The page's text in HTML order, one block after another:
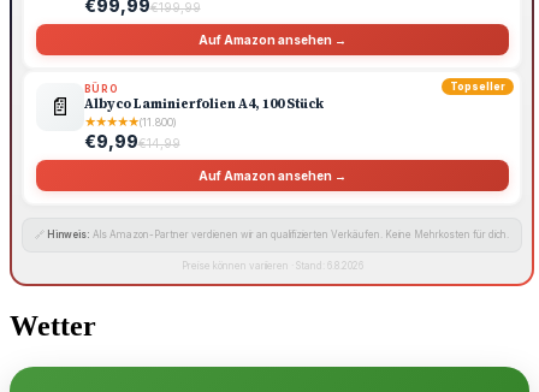
€99,99€199,99
Auf Amazon ansehen →
Topseller
📄
BÜRO
Albyco Laminierfolien A4, 100 Stück
★★★★★(11.800)
€9,99€14,99
Auf Amazon ansehen →
🔗 Hinweis: Als Amazon-Partner verdienen wir an qualifizierten Verkäufen. Keine Mehrkosten für dich.
Preise können variieren · Stand: 6.8.2026
Wetter